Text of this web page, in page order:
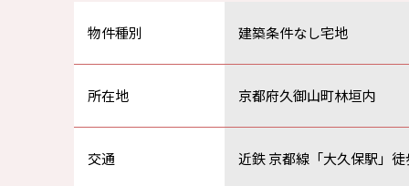
物件種別 建築条件なし宅地
所在地 京都府久御山町林垣内
交通 近鉄 京都線「大久保駅」徒